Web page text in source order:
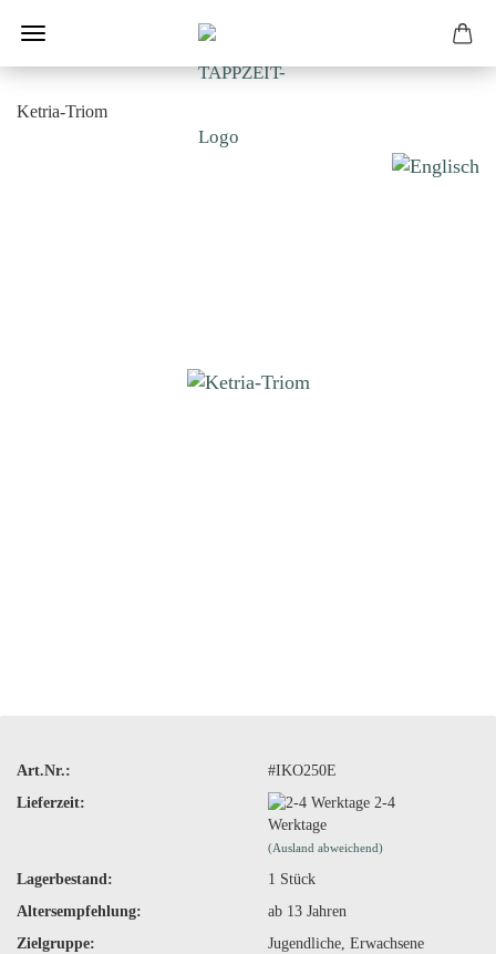
Ketria-Triom
Art.Nr.:
#IKO250E
Lieferzeit:
2-4
Werktage
(Ausland abweichend)
Lagerbestand: 1 Stück
Altersempfehlung:
ab 13 Jahren
Zielgruppe:
Jugendliche, Erwachsene